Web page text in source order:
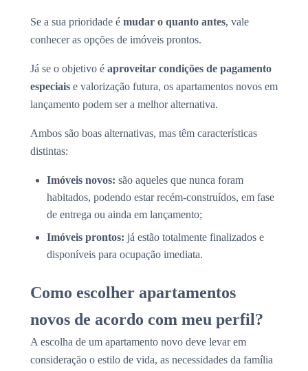
Se a sua prioridade é mudar o quanto antes, vale
conhecer as opções de imóveis prontos.
Já se o objetivo é aproveitar condições de pagamento
especiais e valorização futura, os apartamentos novos em
lançamento podem ser a melhor alternativa.
Ambos são boas alternativas, mas têm características
distintas:
Imóveis novos: são aqueles que nunca foram
habitados, podendo estar recém-construídos, em fase
de entrega ou ainda em lançamento;
Imóveis prontos: já estão totalmente finalizados e
disponíveis para ocupação imediata.
Como escolher apartamentos
novos de acordo com meu perfil?
A escolha de um apartamento novo deve levar em
consideração o estilo de vida, as necessidades da família